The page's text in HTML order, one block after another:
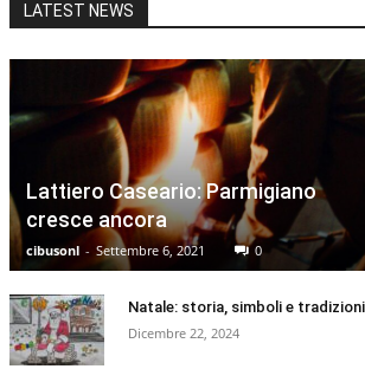
LATEST NEWS
Lattiero Caseario: Parmigiano
cresce ancora
cibusonl - Settembre 6, 2021 0
Natale: storia, simboli e tradizioni
Dicembre 22, 2024